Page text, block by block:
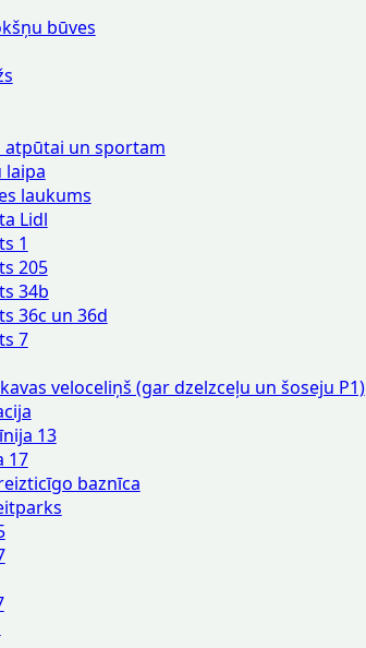
būves
atpūtai un sportam
laipa
laukums
Lidl
1
205
34b
36c un 36d
7
veloceliņš (gar dzelzceļu un šoseju P1)
13
17
baznīca